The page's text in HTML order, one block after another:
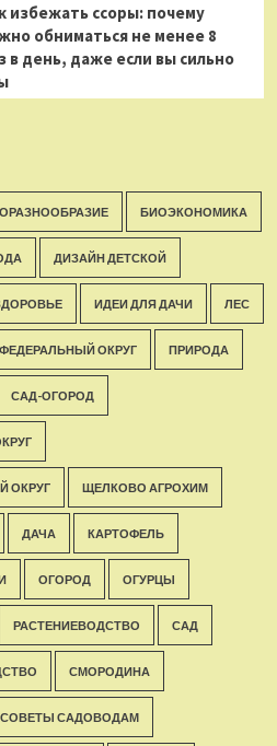
избежать ссоры: почему
обниматься не менее 8
в день, даже если вы сильно
БИОЭКОНОМИКА
ДИЗАЙН ДЕТСКОЙ
ИДЕИ ДЛЯ ДАЧИ ЛЕС
ОКРУГ ПРИРОДА
САД-ОГОРОД
ОКРУГ ЩЕЛКОВО АГРОХИМ
ДАЧА КАРТОФЕЛЬ
ОГОРОД ОГУРЦЫ
РАСТЕНИЕВОДСТВО САД
СМОРОДИНА
СОВЕТЫ САДОВОДАМ